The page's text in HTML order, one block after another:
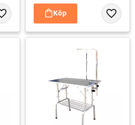
Lägg till i favoriter Lägg